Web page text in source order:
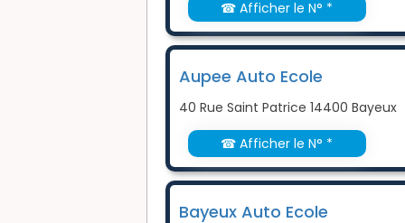
☎ Afficher le N° *
Aupee Auto Ecole
40 Rue Saint Patrice 14400 Bayeux
☎ Afficher le N° *
Bayeux Auto Ecole